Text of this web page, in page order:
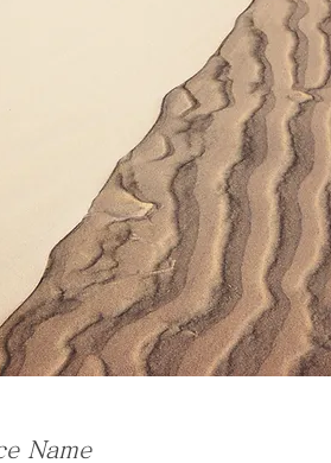
Name